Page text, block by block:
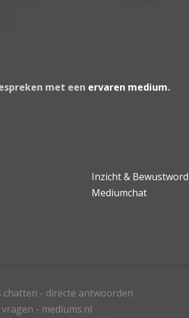
met een ervaren medium.
Inzicht &
Mediumchat
chatten - directe antwoorden
- mediums.nl